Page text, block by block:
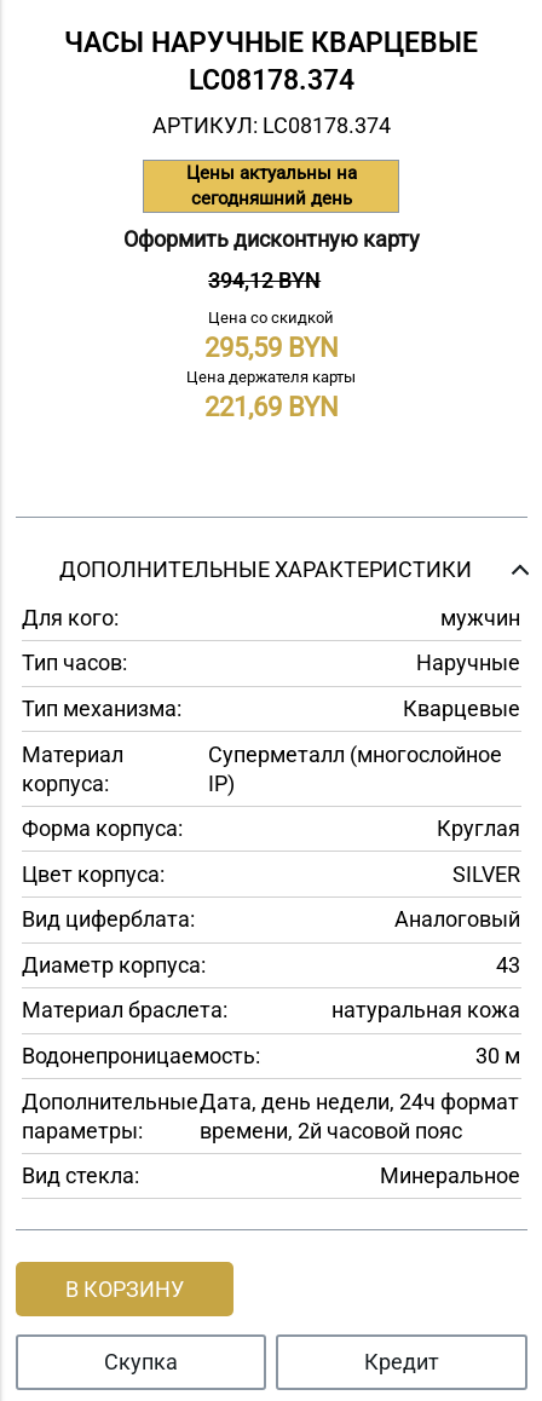
ЧАСЫ НАРУЧНЫЕ КВАРЦЕВЫЕ
LC08178.374
АРТИКУЛ: LC08178.374
Цены актуальны на
сегодняшний день
Оформить дисконтную карту
394,12 BYN
Цена со скидкой
295,59
Цена держателя карты
221,69
ДОПОЛНИТЕЛЬНЫЕ ХАРАКТЕРИСТИКИ
Для кого:
мужчин
Тип часов:
Наручные
Тип механизма:
Кварцевые
Материал
корпуса:
Суперметалл (многослойное
IP)
Форма корпуса:
Круглая
Цвет корпуса:
SILVER
Вид циферблата:
Аналоговый
Диаметр корпуса:
43
Материал браслета:
натуральная кожа
Водонепроницаемость:
30 м
Дополнительные
параметры:
Дата, день недели, 24ч формат
времени, 2й часовой пояс
Вид стекла:
Минеральное
В КОРЗИНУ
Скупка Кредит